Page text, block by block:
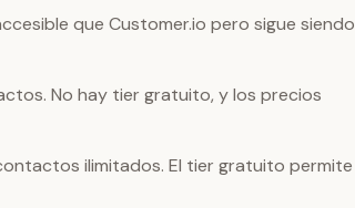
que Customer.io pero sigue siendo
No hay tier gratuito, y los precios
ilimitados. El tier gratuito permite